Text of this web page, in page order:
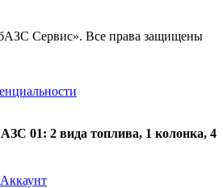
Сервис». Все права защищены
01: 2 вида топлива, 1 колонка, 4